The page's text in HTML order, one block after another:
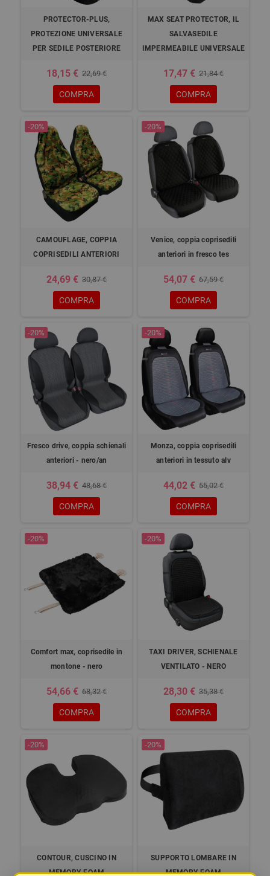
PROTECTOR-PLUS,
PROTEZIONE UNIVERSALE
PER SEDILE POSTERIORE
18,15 € 22,69 €
COMPRA
MAX SEAT PROTECTOR, IL
SALVASEDILE
IMPERMEABILE UNIVERSALE
17,47 € 21,84 €
COMPRA
-20%
CAMOUFLAGE, COPPIA
COPRISEDILI ANTERIORI
24,69 € 30,87 €
COMPRA
-20%
Venice, coppia coprisedili
anteriori in fresco tes
54,07 € 67,59 €
COMPRA
-20%
Fresco drive, coppia schienali
anteriori - nero/an
38,94 € 48,68 €
COMPRA
-20%
Monza, coppia coprisedili
anteriori in tessuto alv
44,02 € 55,02 €
COMPRA
-20%
Comfort max, coprisedile in
montone - nero
54,66 € 68,32 €
COMPRA
-20%
TAXI DRIVER, SCHIENALE
VENTILATO - NERO
28,30 € 35,38 €
COMPRA
-20%
CONTOUR, CUSCINO IN
MEMORY-FOAM
-20%
SUPPORTO LOMBARE IN
MEMORY-FOAM